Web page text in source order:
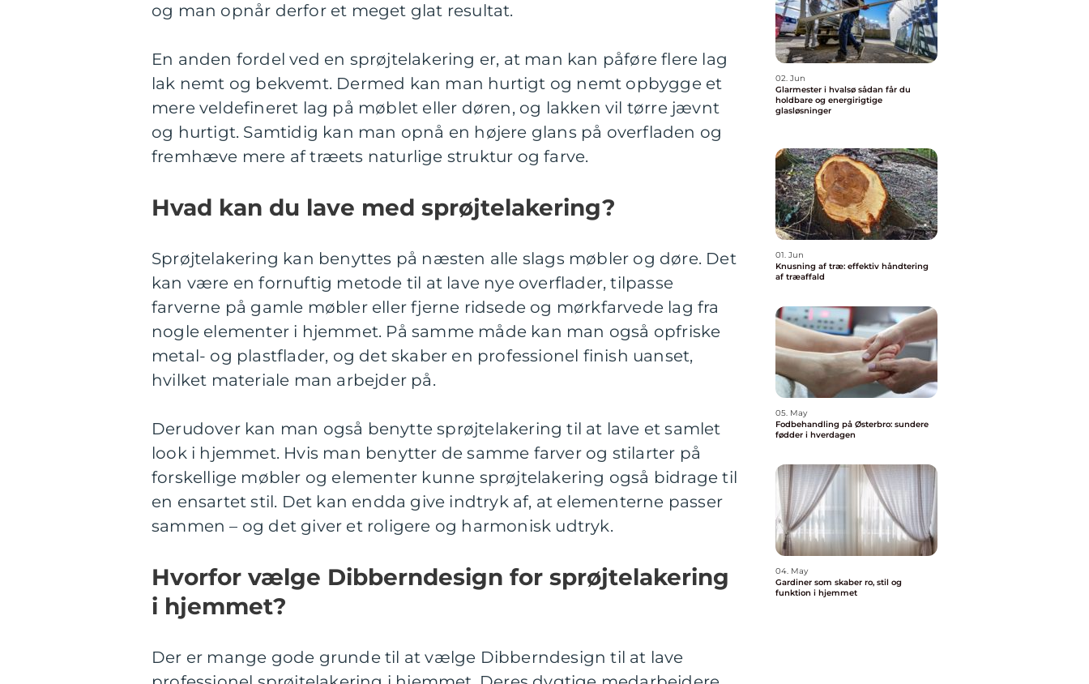
og man opnår derfor et meget glat resultat.
En anden fordel ved en sprøjtelakering er, at man kan påføre flere lag
lak nemt og bekvemt. Dermed kan man hurtigt og nemt opbygge et
mere veldefineret lag på møblet eller døren, og lakken vil tørre jævnt
og hurtigt. Samtidig kan man opnå en højere glans på overfladen og
fremhæve mere af træets naturlige struktur og farve.
Hvad kan du lave med sprøjtelakering?
Sprøjtelakering kan benyttes på næsten alle slags møbler og døre. Det
kan være en fornuftig metode til at lave nye overflader, tilpasse
farverne på gamle møbler eller fjerne ridsede og mørkfarvede lag fra
nogle elementer i hjemmet. På samme måde kan man også opfriske
metal- og plastflader, og det skaber en professionel finish uanset,
hvilket materiale man arbejder på.
Derudover kan man også benytte sprøjtelakering til at lave et samlet
look i hjemmet. Hvis man benytter de samme farver og stilarter på
forskellige møbler og elementer kunne sprøjtelakering også bidrage til
en ensartet stil. Det kan endda give indtryk af, at elementerne passer
sammen – og det giver et roligere og harmonisk udtryk.
Hvorfor vælge Dibberndesign for sprøjtelakering
i hjemmet?
Der er mange gode grunde til at vælge Dibberndesign til at lave
02. Jun
Glarmester i hvalsø sådan får du
holdbare og energirigtige
glasløsninger
01. Jun
Knusning af træ: effektiv håndtering
af træaffald
05. May
Fodbehandling på Østerbro: sundere
fødder i hverdagen
04. May
Gardiner som skaber ro, stil og
funktion i hjemmet